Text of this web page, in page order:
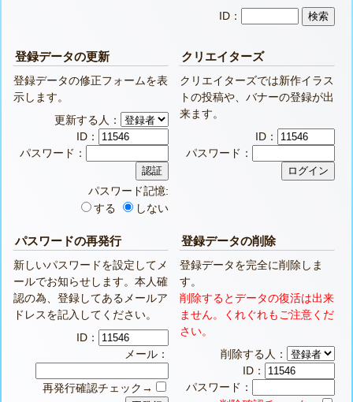
ID：
登録データの更新
登録データの修正フォームを表
示します。
更新する人：
ID：
パスワード：
パスワード記憶:
する
しない
クリエイターズ
クリエイターズでは新作イラス
トの投稿や、バナーの登録が出
来ます。
ID：
パスワード：
パスワードの再発行
新しいパスワードを設定してメ
ールでお知らせします。本人確
認の為、登録してあるメールア
ドレスを記入してください。
ID：
メール：
再発行確認チェック→
登録データの削除
登録データを完全に削除しま
す。
削除するとデータの復活は出来
ません。くれぐれもご注意くだ
さい。
削除する人：
ID：
パスワード：